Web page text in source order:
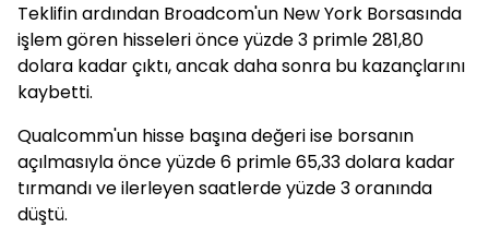
Teklifin ardından Broadcom'un New York Borsasında
işlem gören hisseleri önce yüzde 3 primle 281,80
dolara kadar çıktı, ancak daha sonra bu kazançlarını
kaybetti.
Qualcomm'un hisse başına değeri ise borsanın
açılmasıyla önce yüzde 6 primle 65,33 dolara kadar
tırmandı ve ilerleyen saatlerde yüzde 3 oranında
düştü.